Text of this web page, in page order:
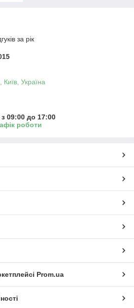
за рік
Київ, Україна
09:00 до 17:00
роботи
Prom.ua